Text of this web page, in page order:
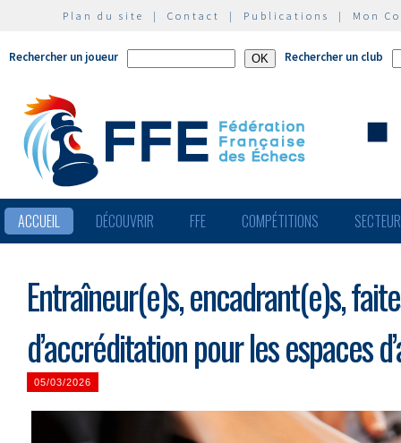
Plan du site | Contact | Publications | Mon
Rechercher un joueur Rechercher un club
ACCUEIL DÉCOUVRIR FFE COMPÉTITIONS
Entraîneur(e)s, encadrant(e)s,
d’accréditation pour les espaces
05/03/2026